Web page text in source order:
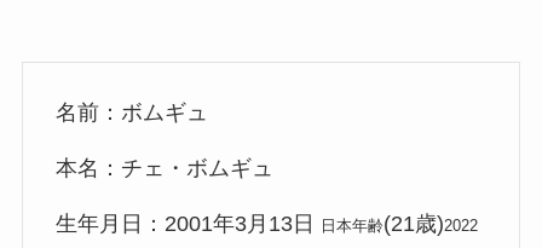
名前：ボムギュ
本名：チェ・ボムギュ
生年月日：2001年3月13日 日本年齢(21歳)2022